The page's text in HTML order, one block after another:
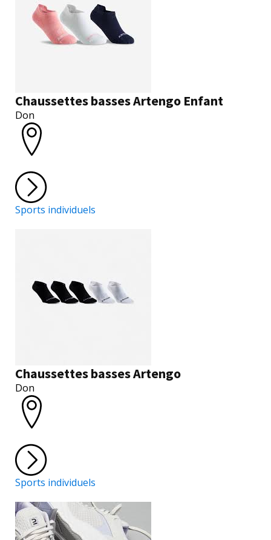
Chaussettes basses Artengo Enfant
Don
Sports individuels
Chaussettes basses Artengo
Don
Sports individuels